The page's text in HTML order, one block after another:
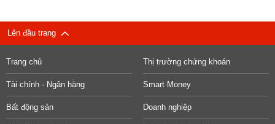
Lên đầu trang
Trang chủ Thị trường chứng khoán
Tài chính - Ngân hàng Smart Money
Bất động sản Doanh nghiệp